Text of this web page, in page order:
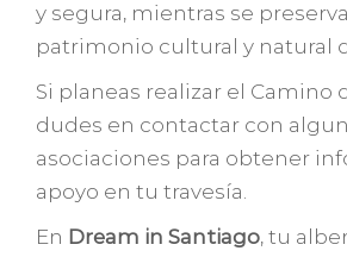
y segura, mientras se
patrimonio cultural y natural
Si planeas realizar el Camino
dudes en contactar con
asociaciones para obtener
apoyo en tu travesía.
En Dream in Santiago, tu